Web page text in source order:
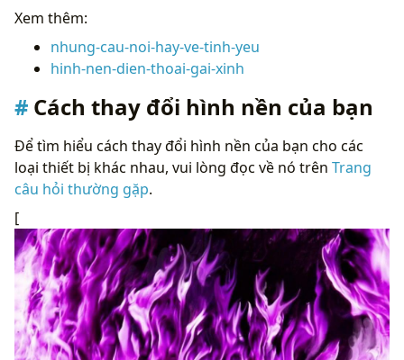
Xem thêm:
nhung-cau-noi-hay-ve-tinh-yeu
hinh-nen-dien-thoai-gai-xinh
Cách thay đổi hình nền của bạn
Để tìm hiểu cách thay đổi hình nền của bạn cho các
loại thiết bị khác nhau, vui lòng đọc về nó trên Trang
câu hỏi thường gặp.
[